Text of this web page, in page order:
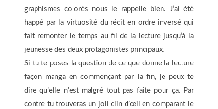
graphismes colorés nous le rappelle bien. J’ai été
happé par la virtuosité du récit en ordre inversé qui
fait remonter le temps au fil de la lecture jusqu’à la
jeunesse des deux protagonistes principaux.
Si tu te poses la question de ce que donne la lecture
façon manga en commençant par la fin, je peux te
dire qu’elle n’est malgré tout pas faite pour ça. Par
contre tu trouveras un joli clin d’œil en comparant le